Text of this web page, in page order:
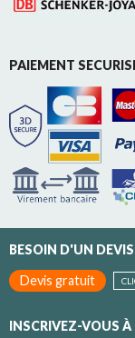
PAIEMENT
BESOIN D'UN
Devis gratuit
INSCRIVEZ-VOUS